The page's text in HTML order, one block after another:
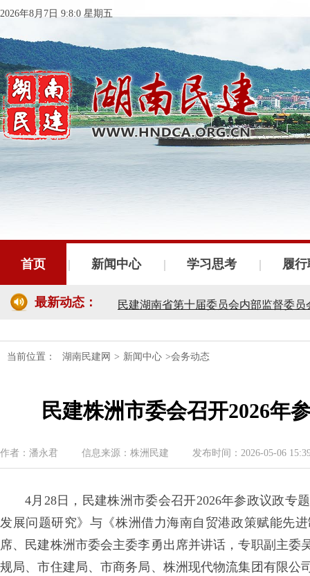
2026年8月7日 9:8:0 星期五
首页 新闻中心 学习思考 履
最新动态：
民建湖南省委会十届五次全会召开
民建湖南省委会开展2024年度理论学
民建湖南省第十届委员会内部监督委
民建湖南省十届十次常委会议召开
当前位置： 湖南民建网 > 新闻中心 >会务动态
民建株洲市委会召开2026年
作者：潘永君 信息来源：株洲民建 发布时间：2026-05-06
4月28日，民建株洲市委会召开2026年参政议政专
发展问题研究》与《株洲借力海南自贸港政策赋能先
席、民建株洲市委会主委李勇出席并讲话，专职副主
规局、市住建局、市商务局、株洲现代物流集团有限